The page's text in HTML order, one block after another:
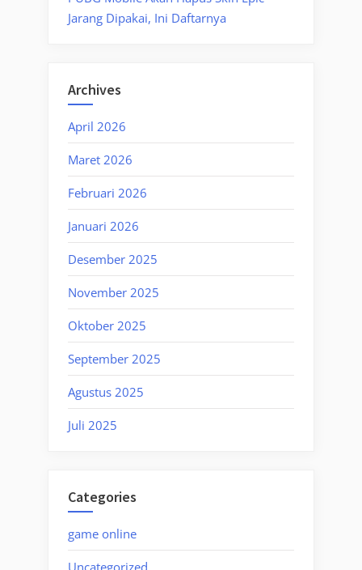
Jarang Dipakai, Ini Daftarnya
Archives
April 2026
Maret 2026
Februari 2026
Januari 2026
Desember 2025
November 2025
Oktober 2025
September 2025
Agustus 2025
Juli 2025
Categories
game online
Uncategorized